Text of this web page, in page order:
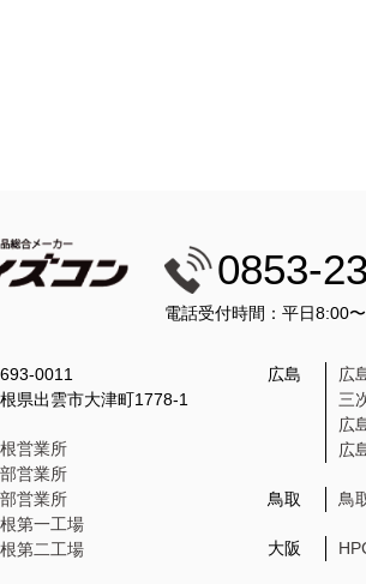
0853-
電話受付時間：平日8:00
0011
県出雲市大津町1778-1
営業所
営業所
営業所
第一工場
第二工場
広島
広
三
広
広
鳥取 鳥
大阪